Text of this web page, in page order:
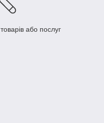
або послуг